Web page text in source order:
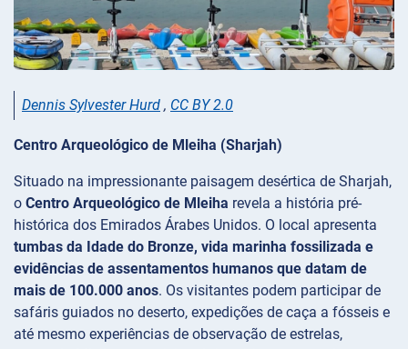
Dennis Sylvester Hurd , CC BY 2.0
Centro Arqueológico de Mleiha (Sharjah)
Situado na impressionante paisagem desértica de Sharjah,
o Centro Arqueológico de Mleiha revela a história pré-
histórica dos Emirados Árabes Unidos. O local apresenta
tumbas da Idade do Bronze, vida marinha fossilizada e
evidências de assentamentos humanos que datam de
mais de 100.000 anos. Os visitantes podem participar de
safáris guiados no deserto, expedições de caça a fósseis e
até mesmo experiências de observação de estrelas,